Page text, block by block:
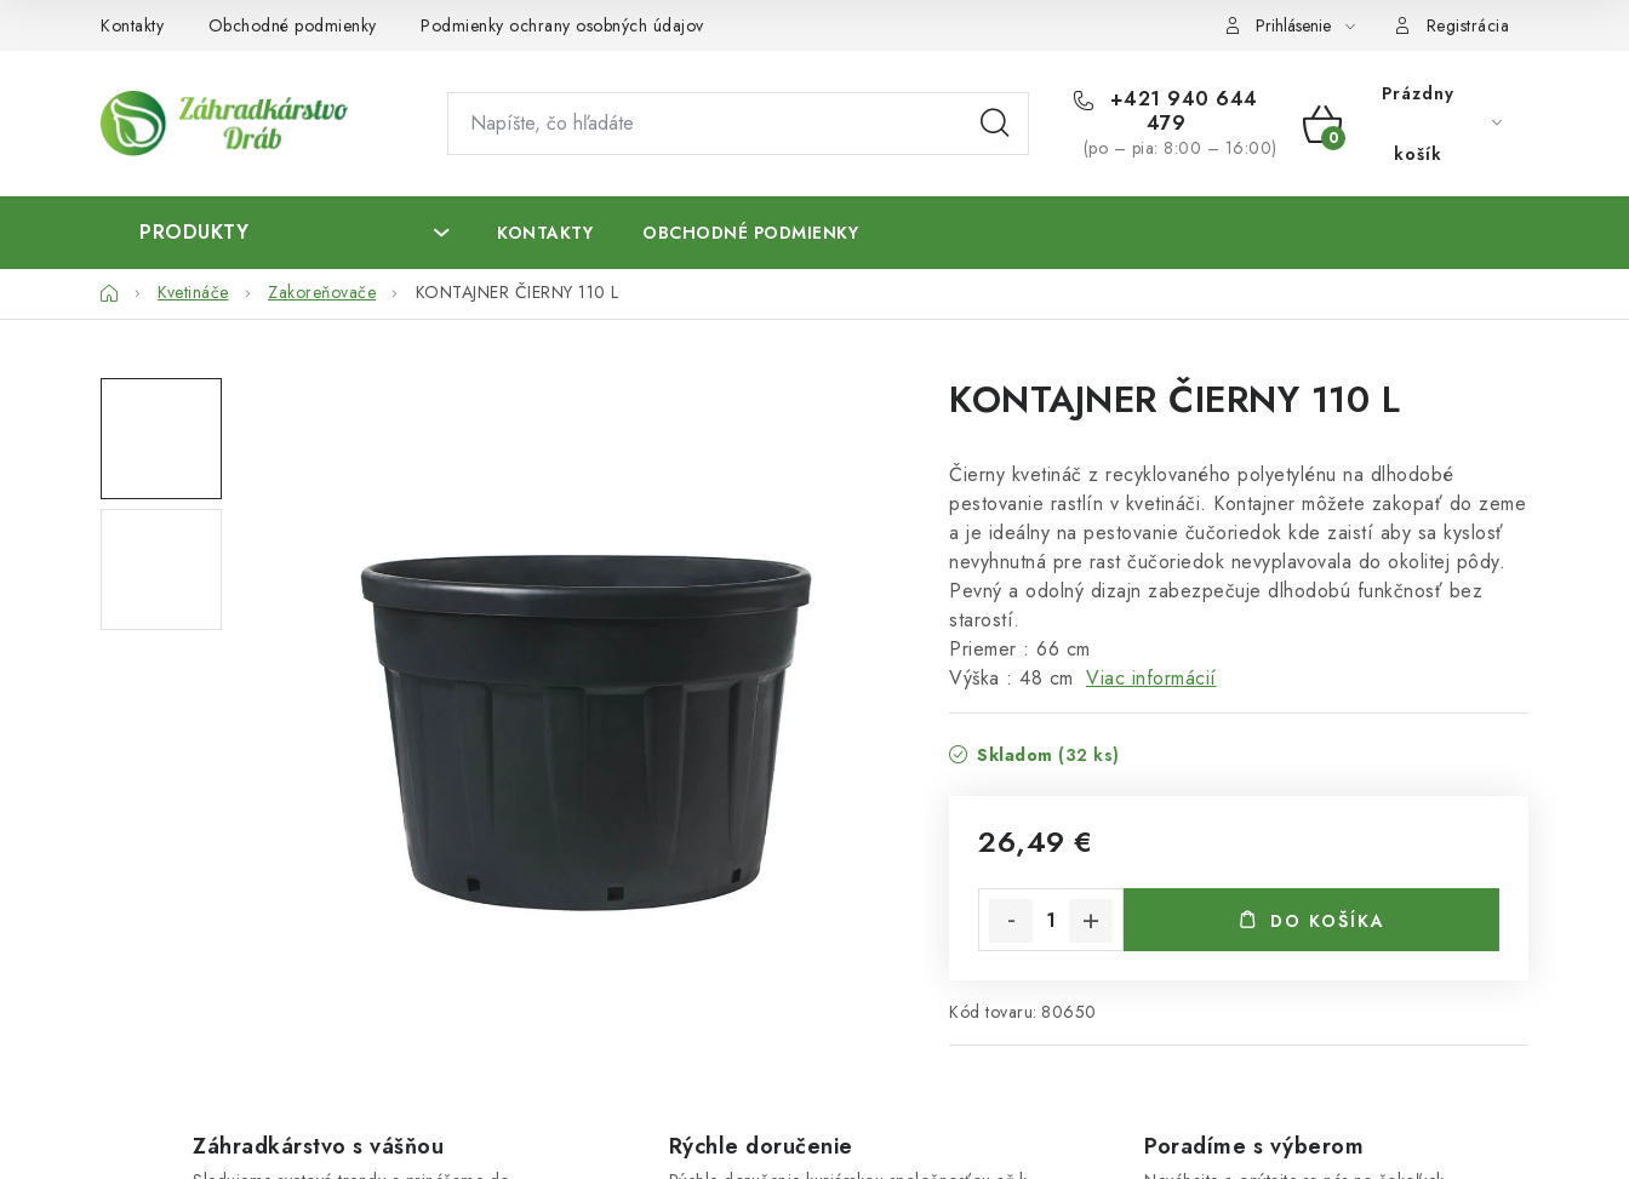
Kontakty Obchodné podmienky Podmienky ochrany osobných údajov Prihlásenie Registrácia
+421 940 644
479
(po – pia: 8:00 – 16:00)
NÁKUPNÝ
Prázdny
košík
PRODUKTY KONTAKTY OBCHODNÉ PODMIENKY
DomovKvetináče Zakoreňovače KONTAJNER ČIERNY 110 L
KONTAJNER ČIERNY 110 L
Čierny kvetináč z recyklovaného polyetylénu na dlhodobé
pestovanie rastlín v kvetináči. Kontajner môžete zakopať do zeme
a je ideálny na pestovanie čučoriedok kde zaistí aby sa kyslosť
nevyhnutná pre rast čučoriedok nevyplavovala do okolitej pôdy.
Pevný a odolný dizajn zabezpečuje dlhodobú funkčnosť bez
starostí.
Priemer : 66 cm
Výška : 48 cm Viac informácií
Skladom (32 ks)
26,49 €
DO KOŠÍKA
Kód tovaru: 80650
Záhradkárstvo s vášňou Rýchle doručenie Poradíme s výberom